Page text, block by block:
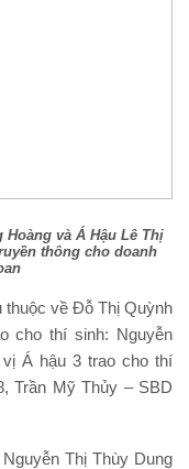
và Á Hậu Lê Thị
thông cho doanh
thuộc về Đỗ Thị Quỳnh
cho thí sinh: Nguyễn
Á hậu 3 trao cho thí
Trần Mỹ Thủy – SBD
Thị Thùy Dung